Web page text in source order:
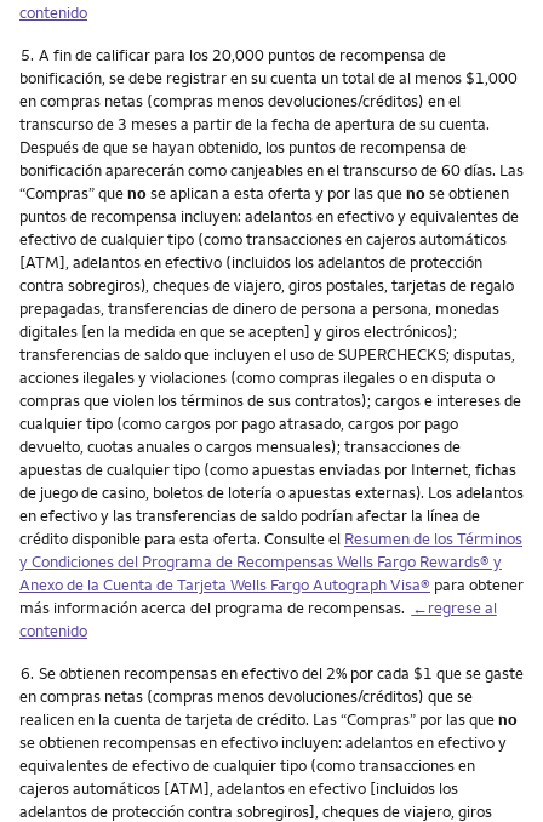
contenido
Nota
5. A fin de calificar para los 20,000 puntos de recompensa de
bonificación, se debe registrar en su cuenta un total de al menos $1,000
en compras netas (compras menos devoluciones/créditos) en el
transcurso de 3 meses a partir de la fecha de apertura de su cuenta.
Después de que se hayan obtenido, los puntos de recompensa de
bonificación aparecerán como canjeables en el transcurso de 60 días. Las
“Compras” quenose aplican a esta oferta y por las quenose obtienen
puntos de recompensa incluyen: adelantos en efectivo y equivalentes de
efectivo de cualquier tipo (como transacciones en cajeros automáticos
[ATM], adelantos en efectivo (incluidos los adelantos de protección
contra sobregiros), cheques de viajero, giros postales, tarjetas de regalo
prepagadas, transferencias de dinero de persona a persona, monedas
digitales [en la medida en que se acepten] y giros electrónicos);
transferencias de saldo que incluyen el uso de SUPERCHECKS; disputas,
acciones ilegales y violaciones (como compras ilegales o en disputa o
compras que violen los términos de sus contratos); cargos e intereses de
cualquier tipo (como cargos por pago atrasado, cargos por pago
devuelto, cuotas anuales o cargos mensuales); transacciones de
apuestas de cualquier tipo (como apuestas enviadas por Internet, fichas
de juego de casino, boletos de lotería o apuestas externas). Los adelantos
en efectivo y las transferencias de saldo podrían afectar la línea de
crédito disponible para esta oferta. Consulte el Resumen de los Términos
y Condiciones del Programa de Recompensas Wells Fargo Rewards® y
Anexo de la Cuenta de Tarjeta Wells Fargo Autograph Visa® para obtener
más información acerca del programa de recompensas. ←regrese al
contenido
Nota
6. Se obtienen recompensas en efectivo del 2% por cada $1 que se gaste
en compras netas (compras menos devoluciones/créditos) que se
realicen en la cuenta de tarjeta de crédito. Las “Compras” por las queno
se obtienen recompensas en efectivo incluyen: adelantos en efectivo y
equivalentes de efectivo de cualquier tipo (como transacciones en
cajeros automáticos [ATM], adelantos en efectivo [incluidos los
adelantos de protección contra sobregiros], cheques de viajero, giros